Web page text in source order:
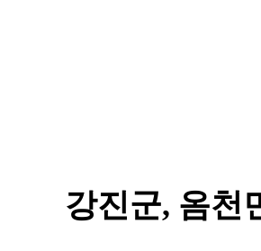
강진군, 옴천